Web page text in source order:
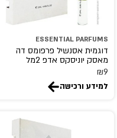
ESSENTIAL PARFUMS
דוגמית אסנשיל פרפומס דה
מאסק יוניסקס אדפ 2מל
₪
למידע ורכישה